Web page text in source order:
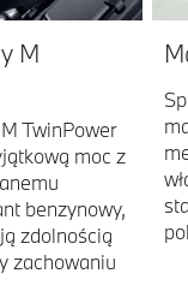
M
TwinPower
moc z
benzynowy,
zdolnością
zachowaniu